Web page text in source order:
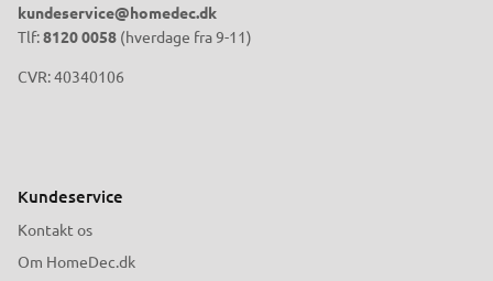
kundeservice@homedec.dk
Tlf:8120 0058 (hverdage fra 9-11)
CVR: 40340106
Kundeservice
Kontakt os
Om HomeDec.dk